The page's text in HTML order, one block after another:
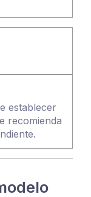
establecer
recomienda